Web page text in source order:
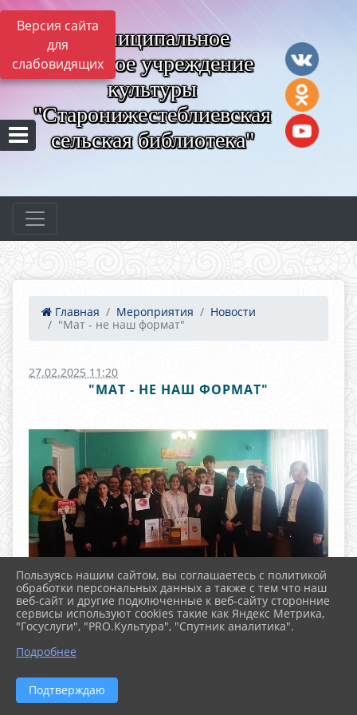
Версия сайта
для
слабовидящих
Муниципальное
казённое учреждение
культуры
"Старонижестеблиевская
сельская библиотека"
Главная Мероприятия
Новости
"Мат - не наш формат"
27.02.2025 11:20
"МАТ - НЕ НАШ ФОРМАТ"
Пользуясь нашим сайтом, вы соглашаетесь с политикой
обработки персональных данных а также с тем что наш
веб-сайт и другие подключенные к веб-сайту сторонние
сервисы используют cookies такие как Яндекс Метрика,
"Госуслуги", "PRO.Культура", "Спутник аналитика".
Подробнее
Подтверждаю